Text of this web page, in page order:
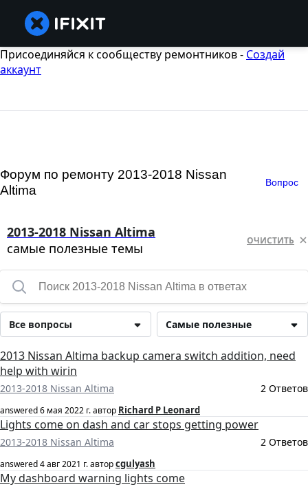
Присоединяйся к сообществу ремонтников - Создай
аккаунт
Форум по ремонту 2013-2018 Nissan
Altima
Вопрос
2013-2018 Nissan Altima
самые полезные темы
ОЧИСТИТЬ
Самые полезные
Все вопросы
2013 Nissan Altima backup camera switch addition, need
help with wirin
2013-2018 Nissan Altima 2 Ответов
answered6 мая 2022 г.автор Richard P Leonard
Lights come on dash and car stops getting power
2013-2018 Nissan Altima 2 Ответов
answered4 авг 2021 г.авторcgulyash
My dashboard warning lights come